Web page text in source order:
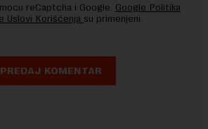
reCaptcha i Google. Google Politika
Uslovi Korišćenja su primenjeni.